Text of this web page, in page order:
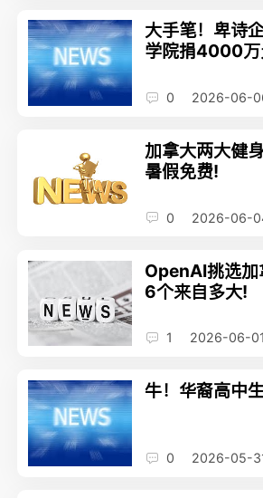
大手笔！卑诗
学院捐4000
0 2026-06-
加拿大两大健
暑假免费!
0 2026-06-
OpenAI挑选加
6个来自多大!
1 2026-06-
牛！华裔高中
0 2026-05-